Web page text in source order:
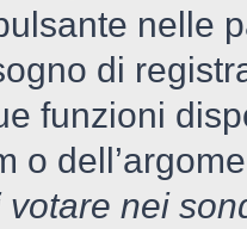
nelle
di
funzioni
o
votare nei